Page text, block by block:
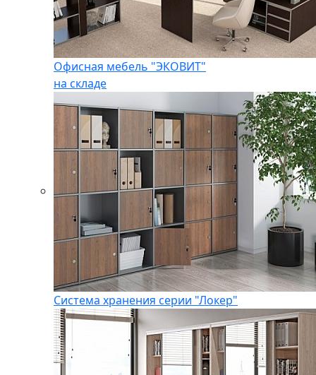
Офисная мебель "ЭКОВИТ"
на складе
Система хранения серии "Локер"